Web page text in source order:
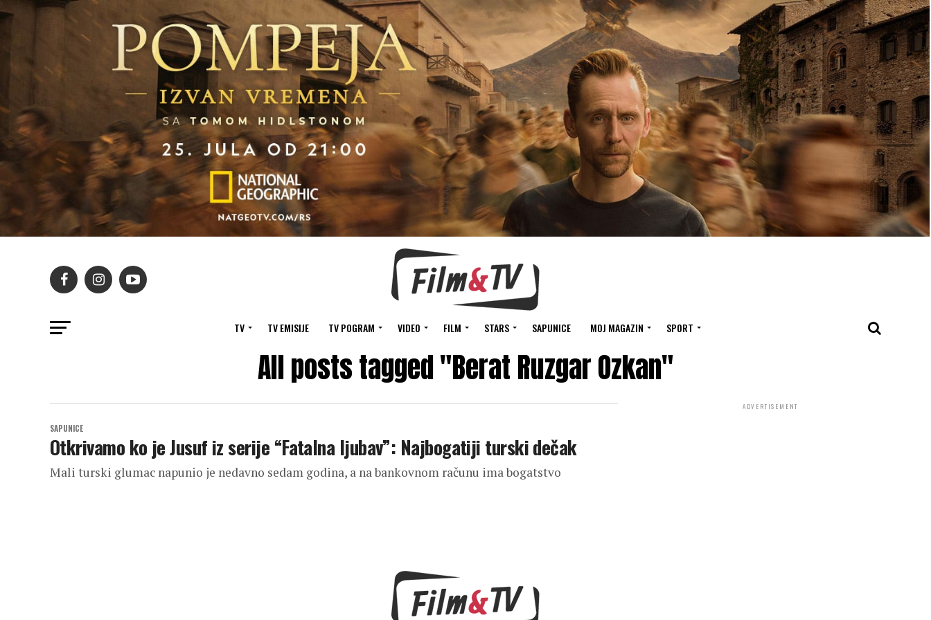
TV TV EMISIJE TV POGRAM VIDEO FILM STARS SAPUNICE MOJ MAGAZIN SPORT
All posts tagged "Berat Ruzgar Ozkan"
SAPUNICE
Otkrivamo ko je Jusuf iz serije “Fatalna ljubav”: Najbogatiji turski dečak
Mali turski glumac napunio je nedavno sedam godina, a na bankovnom računu ima bogatstvo
ADVERTISEMENT